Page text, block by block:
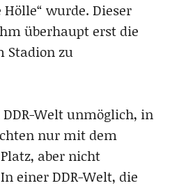
wurde. Dieser
überhaupt erst die
Stadion zu
Welt unmöglich, in
nur mit dem
aber nicht
einer DDR-Welt, die